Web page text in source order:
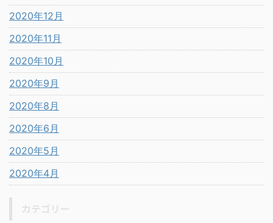
2020年12月
2020年11月
2020年10月
2020年9月
2020年8月
2020年6月
2020年5月
2020年4月